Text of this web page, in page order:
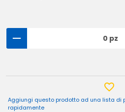
0 pz
Aggiungi questo prodotto ad una lista di
rapidamente